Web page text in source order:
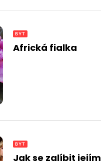
BYT
Africká fialka
BYT
Jak se zalíbit jejím